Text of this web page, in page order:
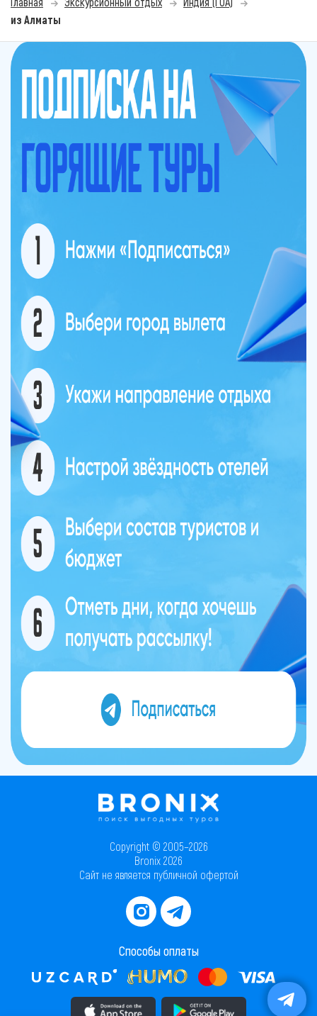
из Алматы
Copyright © 2005–2026
Bronix 2026
Сайт не является публичной офертой
Способы оплаты
Скачать приложение в AppStore Скачать приложение в PlayMarket